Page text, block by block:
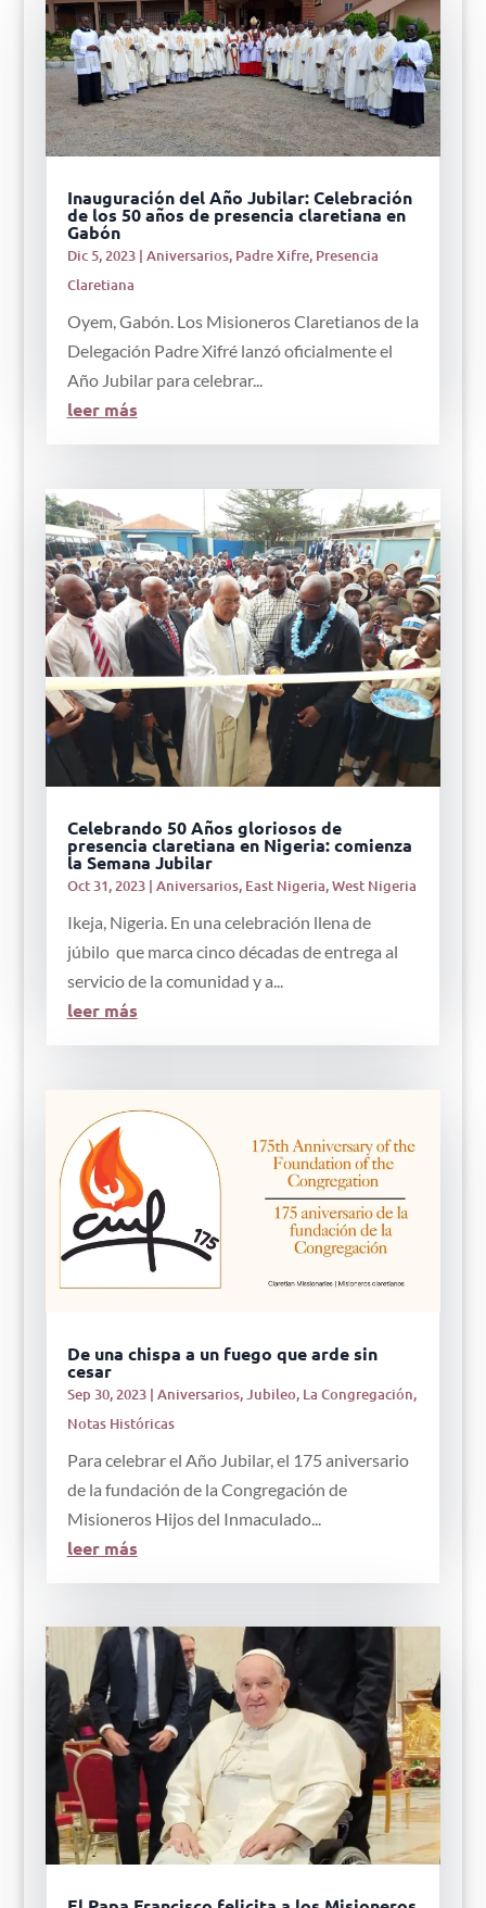
Inauguración del Año Jubilar: Celebración
de los 50 años de presencia claretiana en
Gabón
Dic 5, 2023| Aniversarios, Padre Xifre, Presencia
Claretiana
Oyem, Gabón. Los Misioneros Claretianos de la
Delegación Padre Xifré lanzó oficialmente el
Año Jubilar para celebrar...
leer más
Celebrando 50 Años gloriosos de
presencia claretiana en Nigeria: comienza
la Semana Jubilar
Oct 31, 2023| Aniversarios, East Nigeria,West Nigeria
Ikeja, Nigeria. En una celebración llena de
júbilo que marca cinco décadas de entrega al
servicio de la comunidad y a...
leer más
De una chispa a un fuego que arde sin
cesar
Sep 30, 2023| Aniversarios,Jubileo, La Congregación,
Notas Históricas
Para celebrar el Año Jubilar, el 175 aniversario
de la fundación de la Congregación de
Misioneros Hijos del Inmaculado...
leer más